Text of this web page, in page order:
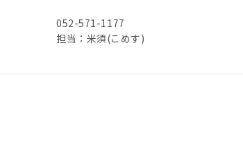
052-571-1177
担当：米須(こめす)